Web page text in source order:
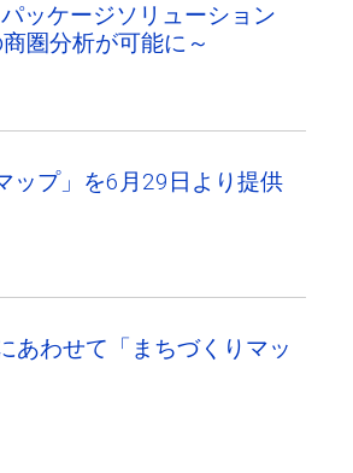
ッケージソリューション
圏分析が可能に～
ップ」を6月29日より提供
あわせて「まちづくりマッ